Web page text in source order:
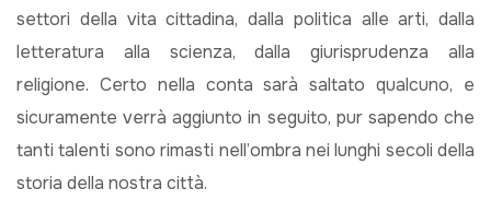
settori della vita cittadina, dalla politica alle arti, dalla
letteratura alla scienza, dalla giurisprudenza alla
religione. Certo nella conta sarà saltato qualcuno, e
sicuramente verrà aggiunto in seguito, pur sapendo che
tanti talenti sono rimasti nell’ombra nei lunghi secoli della
storia della nostra città.